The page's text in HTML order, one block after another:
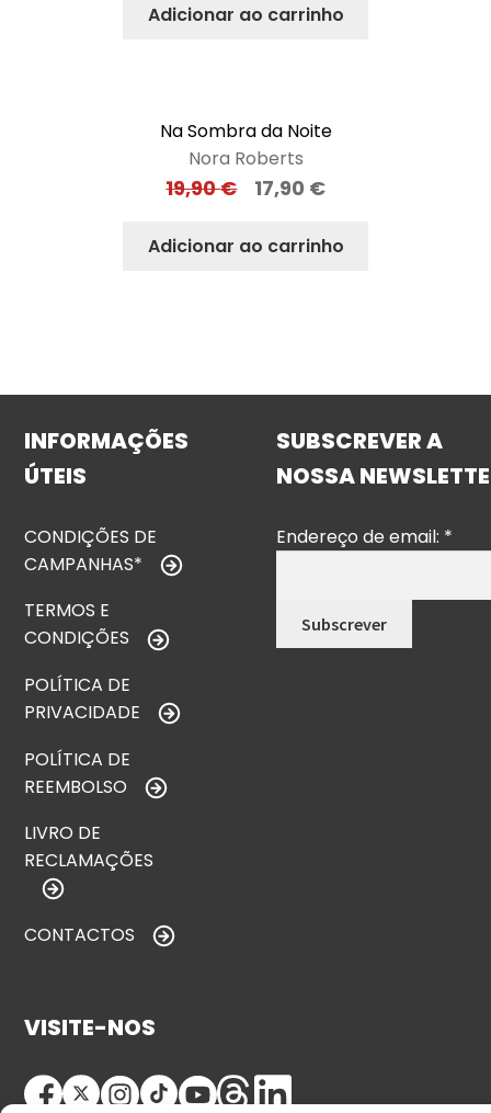
Adicionar ao carrinho
Na Sombra da Noite
Nora Roberts
19,90€ 17,90 €
Adicionar ao carrinho
INFORMAÇÕES
ÚTEIS
CONDIÇÕES DE
CAMPANHAS*
TERMOS E
CONDIÇÕES
POLÍTICA DE
PRIVACIDADE
POLÍTICA DE
REEMBOLSO
LIVRO DE
RECLAMAÇÕES
CONTACTOS
SUBSCREVER A
NOSSA
Endereço de email: *
VISITE-NOS